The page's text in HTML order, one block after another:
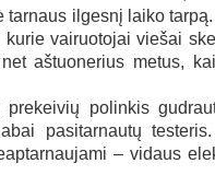
tarnaus ilgesnį laiko
kurie vairuotojai viešai
aštuonerius metus,
polinkis
pasitarnautų
– vidaus